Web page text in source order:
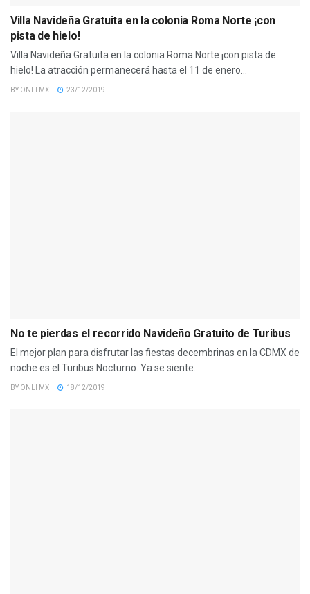
Villa Navideña Gratuita en la colonia Roma Norte ¡con
pista de hielo!
Villa Navideña Gratuita en la colonia Roma Norte ¡con pista de
hielo! La atracción permanecerá hasta el 11 de enero...
BY ONLI MX 23/12/2019
No te pierdas el recorrido Navideño Gratuito de Turibus
El mejor plan para disfrutar las fiestas decembrinas en la CDMX de
noche es el Turibus Nocturno. Ya se siente...
BY ONLI MX 18/12/2019